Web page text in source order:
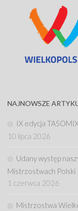
NAJNOWSZE
IX edycja
10 lipca 2026
Udany występ
Mistrzostwach
1 czerwca 2026
Mistrzostwa